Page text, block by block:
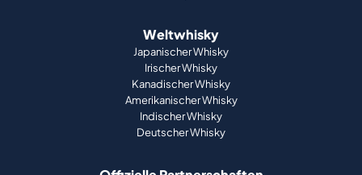
Weltwhisky
Japanischer Whisky
Irischer Whisky
Kanadischer Whisky
Amerikanischer Whisky
Indischer Whisky
Deutscher Whisky